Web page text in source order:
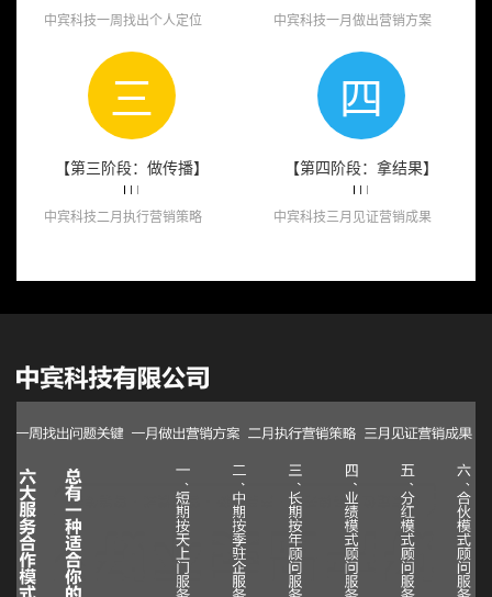
中宾科技一周找出个人定位 中宾科技一月做出营销方案
三
【第三阶段：做传播】
中宾科技二月执行营销策略
四
【第四阶段：拿结果】
中宾科技三月见证营销成果